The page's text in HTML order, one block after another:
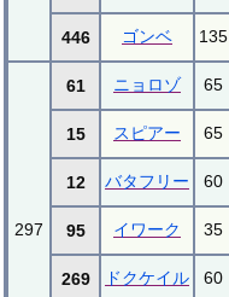
446 ゴンベ 135
297
61 ニョロゾ 65
15 スピアー 65
12 バタフリー 60
95 イワーク 35
269 ドクケイル 60